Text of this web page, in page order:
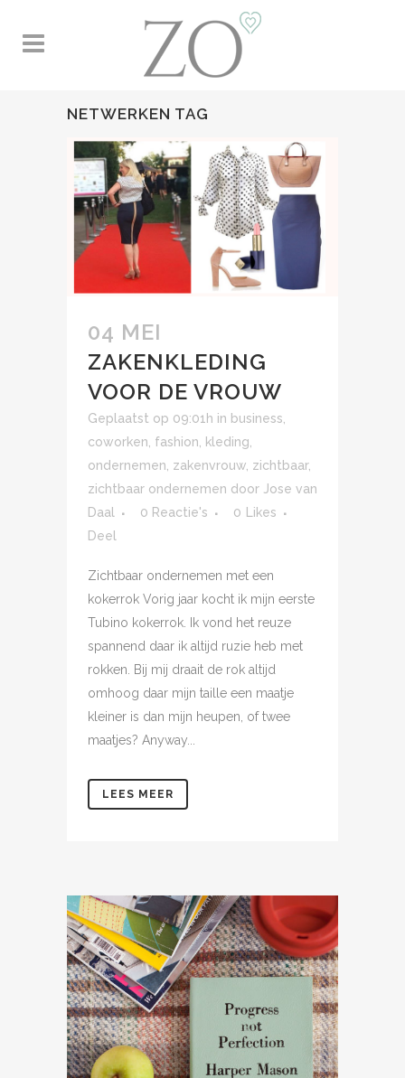
NETWERKEN TAG
04 MEI
ZAKENKLEDING
VOOR DE VROUW
Geplaatst op 09:01h in business
coworken fashion kleding
ondernemen zakenvrouw zichtbaar,
zichtbaar ondernemen door Jose van
Daal
0 Reactie's 0
Likes
Deel
Zichtbaar ondernemen met een
kokerrok Vorig jaar kocht ik mijn eerste
Tubino kokerrok. Ik vond het reuze
spannend daar ik altijd ruzie heb met
rokken. Bij mij draait de rok altijd
omhoog daar mijn taille een maatje
kleiner is dan mijn heupen, of twee
maatjes? Anyway...
LEES MEER